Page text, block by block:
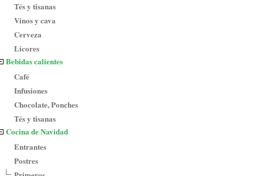
Tés y tisanas
Vinos y cava
Cerveza
Licores
Bebidas calientes
Café
Infusiones
Chocolate, Ponches
Tés y tisanas
Cocina de Navidad
Entrantes
Postres